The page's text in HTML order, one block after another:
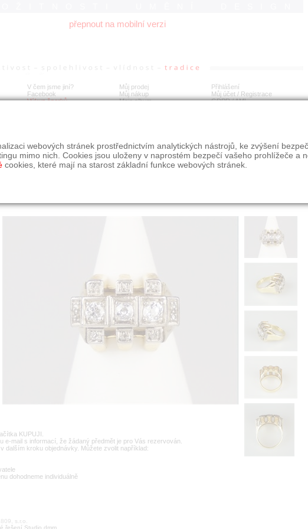
přepnout na mobilní verzi
V čem jsme jiní?
Facebook
Výkup šperků
Můj prodej
Můj nákup
Moje album
Přihlášení
Můj účet / Registrace
GDPR/AML
brutalistní prsten s diamanty
KUPUJI.
mail s informací, že žádaný předmět je pro Vás rezervován.
dalším kroku objednávky. Můžete zvolit například:
dohodneme individuálně
s.r.o.
řešení Studio dmm
webových stránek prostřednictvím analytických nástrojů, ke zvýšení
mimo nich. Cookies jsou uloženy v naprostém bezpečí vašeho prohlížeče a
cookies, které mají na starost základní funkce webových stránek.